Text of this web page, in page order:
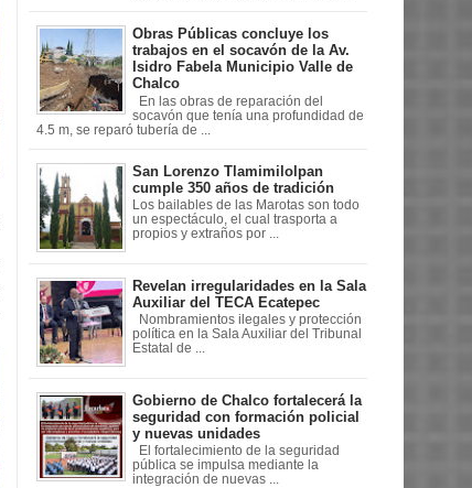
Obras Públicas concluye los
trabajos en el socavón de la Av.
Isidro Fabela Municipio Valle de
Chalco
En las obras de reparación del
socavón que tenía una profundidad de
4.5 m, se reparó tubería de ...
San Lorenzo Tlamimilolpan
cumple 350 años de tradición
Los bailables de las Marotas son todo
un espectáculo, el cual trasporta a
propios y extraños por ...
Revelan irregularidades en la Sala
Auxiliar del TECA Ecatepec
Nombramientos ilegales y protección
política en la Sala Auxiliar del Tribunal
Estatal de ...
Gobierno de Chalco fortalecerá la
seguridad con formación policial
y nuevas unidades
El fortalecimiento de la seguridad
pública se impulsa mediante la
integración de nuevas ...